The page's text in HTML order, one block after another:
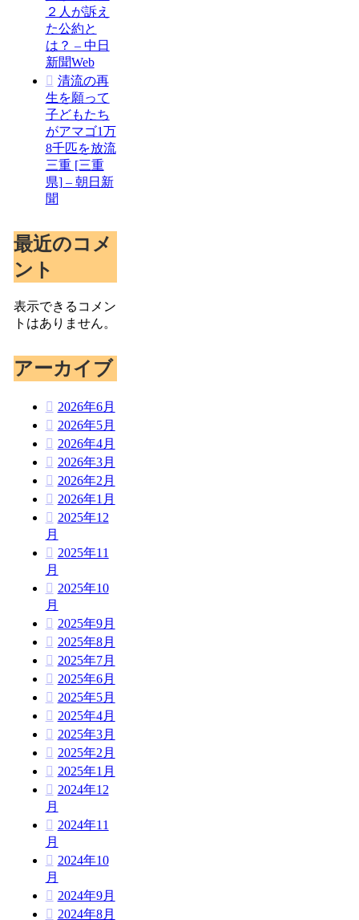
２人が訴え
た公約と
は？ – 中日
新聞Web
清流の再
生を願って
子どもたち
がアマゴ1万
8千匹を放流
三重 [三重
県] – 朝日新
聞
最近のコメ
ント
表示できるコメン
トはありません。
アーカイブ
2026年6月
2026年5月
2026年4月
2026年3月
2026年2月
2026年1月
2025年12
月
2025年11
月
2025年10
月
2025年9月
2025年8月
2025年7月
2025年6月
2025年5月
2025年4月
2025年3月
2025年2月
2025年1月
2024年12
月
2024年11
月
2024年10
月
2024年9月
2024年8月